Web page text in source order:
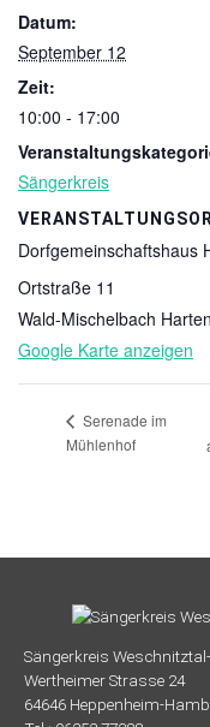
Datum:
September 12
Zeit:
10:00 - 17:00
Sängerkreis
Dorfgemeinschaftshaus
Ortstraße 11
Wald-Mischelbach
Google Karte anzeigen
Serenade im
Mühlenhof
Sängerkreis
Wertheimer Strasse 24
64646 Heppenheim-